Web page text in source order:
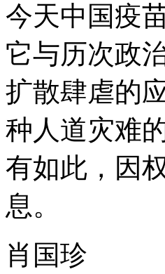
今天中国疫
它与历次政
扩散肆虐的
种人道灾难
有如此，因
息。
肖国珍